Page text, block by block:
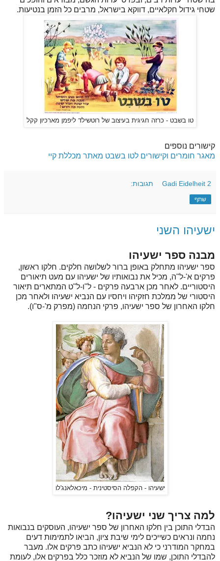
שטחי גידול חקלאיים, דווקא בישראל, מרבים כל הזמן בנטיעות.
טו בשבט - כרזה חגיגית בעיצוב של רוטשילד ליפמן מארכיון קקל
קישורים נוספים
מאגר חומרים וקישורים לטו בשבט מאתר מכללת קיי
Gadi Eidelheit 2 תגובות:
שתף
ישעיהו השני
מבנה ספר ישעיהו
ספר ישעיהו מתחלק באופן ברור לשלושה חלקים. חלקו ראשון,
פרקים א'-ל"ה, מכיל את נבואותיו של ישעיהו עם מעט תיאורים
היסטוריים. לאחר מכן ארבעה פרקים - ל"ו-ל"ט המתארים תיאור
היסטורי של ממלכת חזקיהו ויחסיו עם הנביא ישעיהו ולאחר מכן
חלקו האחרון של ספר ישעיהו, פרקי הנחמה (מפרק מ'-ס"ו).
ישעיהו - הקפלה הסיסטינית - מיכאלאנג'לו
למה צריך שני ישעיהו?
הבדלי התוכן בין חלקו האחרון של ספר ישעיהו, העוסקים בנבואות
נחמה ונראים כשייכים לימי שיבת ציון, הביאו לתמימות דעים
במחקר המודרני כי לא הנביא ישעיהו כתב פרקים אלו. מעבר
להבדלי התוכן, שמו של הנביא לא מוזכר כלל בפרקים אלו, לעומת